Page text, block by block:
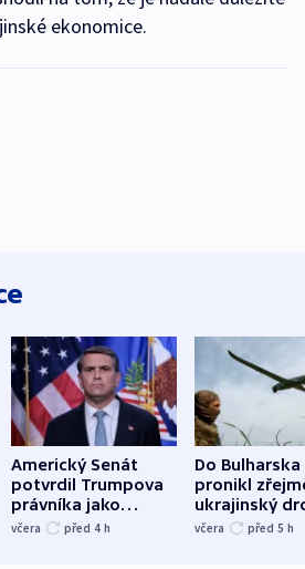
ekonomice.
Americký Senát
potvrdil Trumpova
právníka jako
ministra
včera před 4 h
Do Bulharska
pronikl
ukrajinský
explodoval
včera před 5 h